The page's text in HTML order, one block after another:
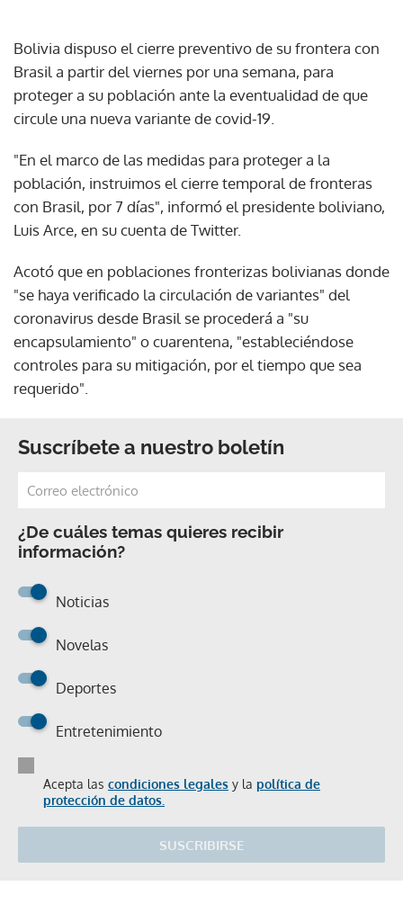
Bolivia dispuso el cierre preventivo de su frontera con
Brasil a partir del viernes por una semana, para
proteger a su población ante la eventualidad de que
circule una nueva variante de covid-19.
"En el marco de las medidas para proteger a la
población, instruimos el cierre temporal de fronteras
con Brasil, por 7 días", informó el presidente boliviano,
Luis Arce, en su cuenta de Twitter.
Acotó que en poblaciones fronterizas bolivianas donde
"se haya verificado la circulación de variantes" del
coronavirus desde Brasil se procederá a "su
encapsulamiento" o cuarentena, "estableciéndose
controles para su mitigación, por el tiempo que sea
requerido".
Suscríbete a nuestro boletín
¿De cuáles temas quieres recibir
información?
Noticias
Novelas
Deportes
Entretenimiento
Acepta las condiciones legales y la política de
protección de datos.
SUSCRIBIRSE